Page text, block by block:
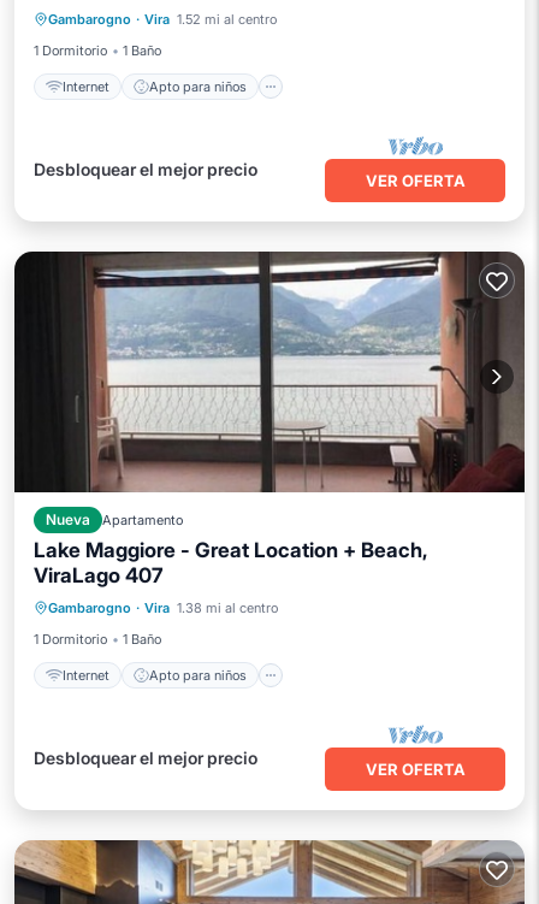
Gambarogno · Vira 1.52 mi al centro
1 Dormitorio
1 Baño
Internet Apto para niños
Ropa de cama
Desbloquear el mejor precio
VER OFERTA
Nueva Apartamento
Lake Maggiore - Great Location + Beach,
ViraLago 407
Gambarogno · Vira 1.38 mi al centro
1 Dormitorio
1 Baño
Internet Apto para niños
Internet
Ropa de cama
Desbloquear el mejor precio
VER OFERTA